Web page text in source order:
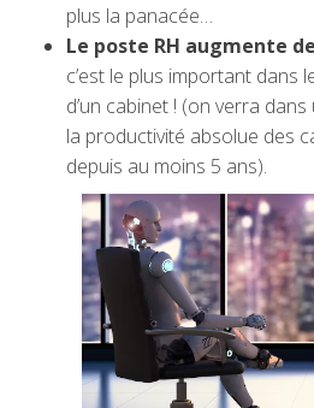
plus la panacée…
Le poste RH augmente
c’est le plus important dans
d’un cabinet ! (on verra
la productivité absolue des
depuis au moins 5 ans).